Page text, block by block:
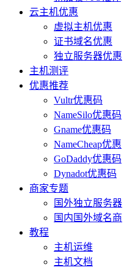
云主机优惠
虚拟主机优惠
证书域名优惠
独立服务器优惠
主机测评
优惠推荐
Vultr优惠码
NameSilo优惠码
Gname优惠码
NameCheap优惠
GoDaddy优惠码
Dynadot优惠码
商家专题
国外独立服务器
国内国外域名商
教程
主机运维
主机文档